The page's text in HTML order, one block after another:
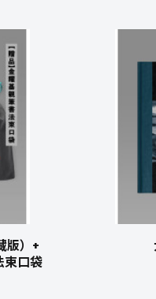
版）+
束口袋